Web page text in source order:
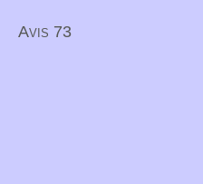
Avis 73